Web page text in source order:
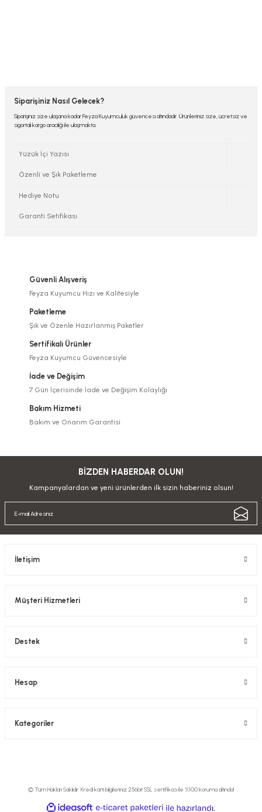
Siparişiniz Nasıl Gelecek?
Siparişiniz size ulaşana kadar Feyza Kuyumculuk güvencesi altındadır. Ürünleriniz size, ücretsiz ve
sigortalı kargo aracılığı ile ulaşmakta.
Yüzük İçi Yazısı
Özenli ve Şık Paketleme
Hediye Notu
Garanti Setifikası
Güvenli Alışveriş
Feyza Kuyumcu Hızı ve Kalitesiyle
Paketleme
Şık ve Özenle Hazırlanmış Paketler
Sertifikalı Ürünler
Feyza Kuyumcu Güvencesiyle
İade ve Değişim
7 Gün İçerisinde İade ve Değişim Kolaylığı
Bakım Hizmeti
Bakım ve Onarım Garantisi
BİZDEN HABERDAR OLUN!
Kampanyalardan ve yeni ürünlerden ilk sizin haberiniz olsun!
İletişim
Müşteri Hizmetleri
Destek
Hesap
Kategoriler
© Tüm Hakları Saklıdır. Kredi kartı bilgileriniz 256bit SSL sertifikası ile %100 koruma altında!
ideasoft e-